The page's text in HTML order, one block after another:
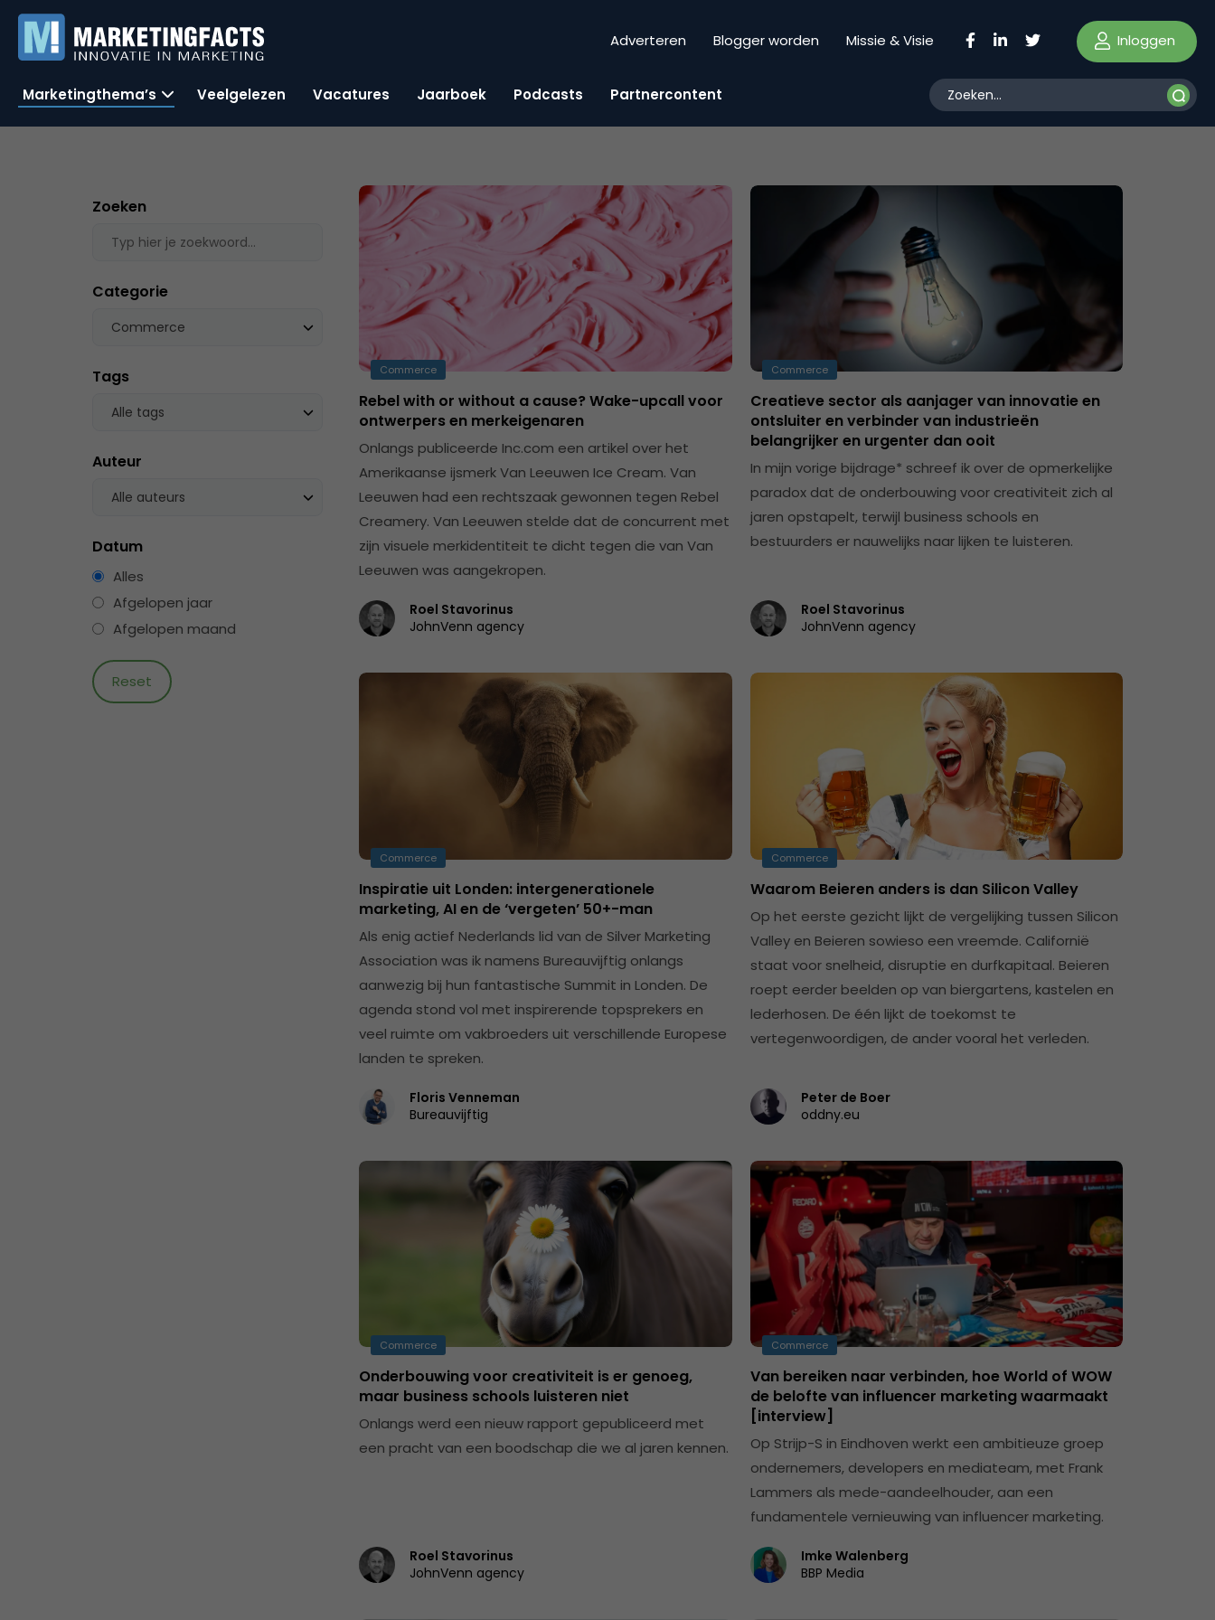
Adverteren Blogger worden Missie & Visie Inloggen
Marketingthema’s Veelgelezen Vacatures Jaarboek Podcasts Partnercontent
Zoeken
Categorie
Commerce
Tags
Alle tags
Auteur
Alle auteurs
Datum
Alles
Afgelopen jaar
Afgelopen maand
Commerce
Rebel with or without a cause? Wake-upcall voor
ontwerpers en merkeigenaren
Onlangs publiceerde Inc.com een artikel over het
Amerikaanse ijsmerk Van Leeuwen Ice Cream. Van
Leeuwen had een rechtszaak gewonnen tegen Rebel
Creamery. Van Leeuwen stelde dat de concurrent met
zijn visuele merkidentiteit te dicht tegen die van Van
Leeuwen was aangekropen.
Roel Stavorinus
JohnVenn agency
Commerce
Creatieve sector als aanjager van innovatie en
ontsluiter en verbinder van industrieën
belangrijker en urgenter dan ooit
In mijn vorige bijdrage* schreef ik over de opmerkelijke
paradox dat de onderbouwing voor creativiteit zich al
jaren opstapelt, terwijl business schools en
bestuurders er nauwelijks naar lijken te luisteren.
Roel Stavorinus
JohnVenn agency
Commerce
Inspiratie uit Londen: intergenerationele
marketing, AI en de ‘vergeten’ 50+-man
Als enig actief Nederlands lid van de Silver Marketing
Association was ik namens Bureauvijftig onlangs
aanwezig bij hun fantastische Summit in Londen. De
agenda stond vol met inspirerende topsprekers en
veel ruimte om vakbroeders uit verschillende Europese
landen te spreken.
Floris Venneman
Bureauvijftig
Commerce
Waarom Beieren anders is dan Silicon Valley
Op het eerste gezicht lijkt de vergelijking tussen Silicon
Valley en Beieren sowieso een vreemde. Californië
staat voor snelheid, disruptie en durfkapitaal. Beieren
roept eerder beelden op van biergartens, kastelen en
lederhosen. De één lijkt de toekomst te
vertegenwoordigen, de ander vooral het verleden.
Peter de Boer
oddny.eu
Commerce
Onderbouwing voor creativiteit is er genoeg,
maar business schools luisteren niet
Onlangs werd een nieuw rapport gepubliceerd met
een pracht van een boodschap die we al jaren kennen.
Roel Stavorinus
JohnVenn agency
Commerce
Van bereiken naar verbinden, hoe World of WOW
de belofte van influencer marketing waarmaakt
[interview]
Op Strijp-S in Eindhoven werkt een ambitieuze groep
ondernemers, developers en mediateam, met Frank
Lammers als mede-aandeelhouder, aan een
fundamentele vernieuwing van influencer marketing.
Imke Walenberg
BBP Media